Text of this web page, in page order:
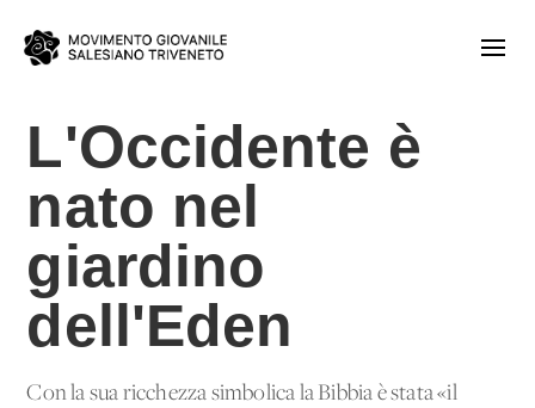
L'Occidente è
nato nel
giardino
dell'Eden
Con la sua ricchezza simbolica la Bibbia è stata «il